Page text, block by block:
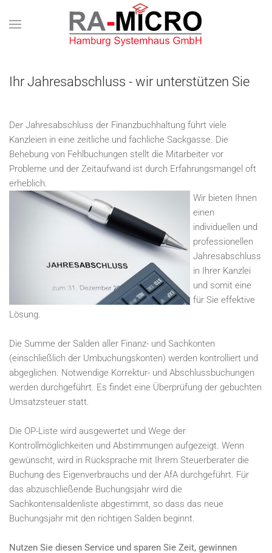
Zum Hauptinhalt springen
Ihr Jahresabschluss - wir unterstützen Sie
Der Jahresabschluss der Finanzbuchhaltung führt viele
Kanzleien in eine zeitliche und fachliche Sackgasse. Die
Behebung von Fehlbuchungen stellt die Mitarbeiter vor
Probleme und der Zeitaufwand ist durch Erfahrungsmangel oft
erheblich.
Wir bieten Ihnen
einen
individuellen und
professionellen
Jahresabschluss
in Ihrer Kanzlei
und somit eine
für Sie effektive
Lösung.
Die Summe der Salden aller Finanz- und Sachkonten
(einschließlich der Umbuchungskonten) werden kontrolliert und
abgeglichen. Notwendige Korrektur- und Abschlussbuchungen
werden durchgeführt. Es findet eine Überprüfung der gebuchten
Umsatzsteuer statt.
Die OP-Liste wird ausgewertet und Wege der
Kontrollmöglichkeiten und Abstimmungen aufgezeigt. Wenn
gewünscht, wird in Rücksprache mit Ihrem Steuerberater die
Buchung des Eigenverbrauchs und der AfA durchgeführt. Für
das abzuschließende Buchungsjahr wird die
Sachkontensaldenliste abgestimmt, so dass das neue
Buchungsjahr mit den richtigen Salden beginnt.
Nutzen Sie diesen Service und sparen Sie Zeit, gewinnen